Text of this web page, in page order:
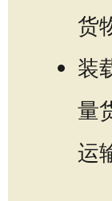
货
装
量
运